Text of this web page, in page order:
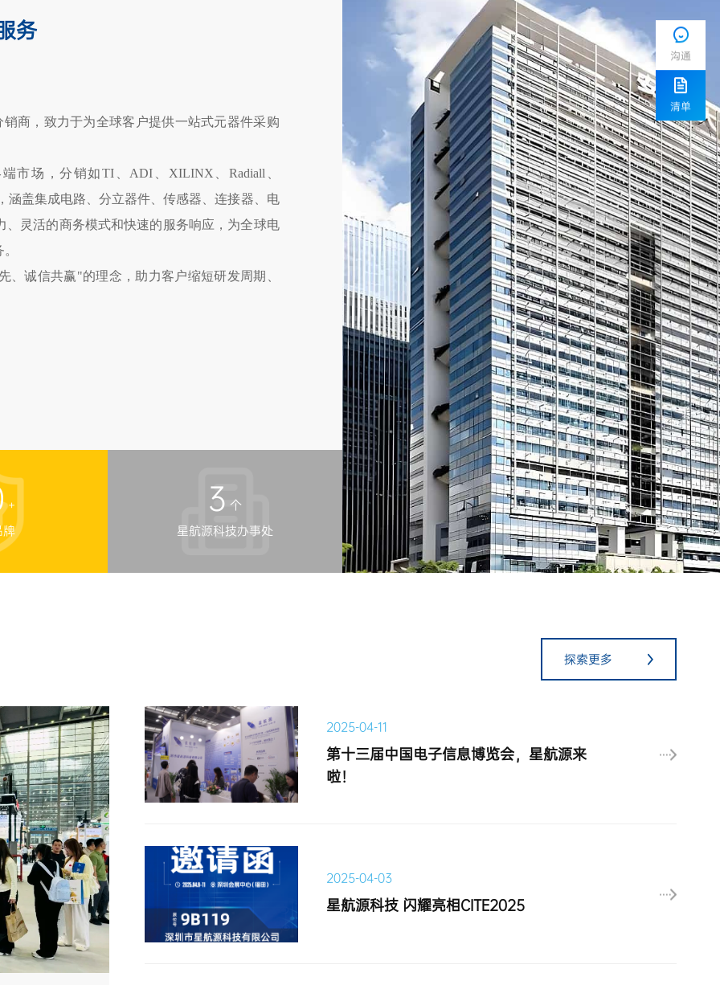
务
+
牌
3 个
星航源科技办事处
探索更多
2025-04-11
啦！
2025-04-03
星航源科技 闪耀亮相CITE2025
沟通
清单